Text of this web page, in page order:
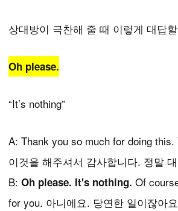
상대방이 극찬해 줄 때 이렇게 대답
Oh please.
“It’s nothing”
A: Thank you so much for doing this.
이것을 해주셔서 감사합니다. 정말
B: Oh please. It's nothing. Of
for you. 아니에요. 당연한 일이잖아